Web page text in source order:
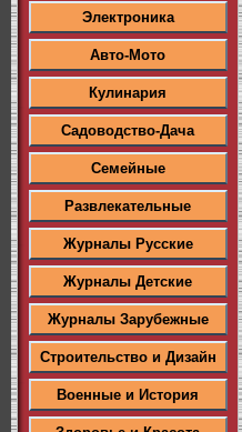
Электроника
Авто-Мото
Кулинария
Садоводство-Дача
Семейные
Развлекательные
Журналы Русские
Журналы Детские
Журналы Зарубежные
Строительство и Дизайн
Военные и История